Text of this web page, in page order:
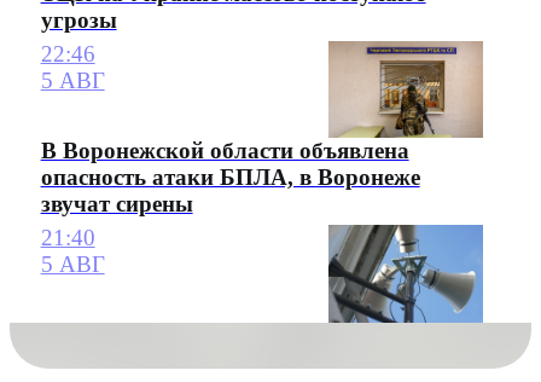
угрозы
22:46
5 АВГ
В Воронежской области объявлена
опасность атаки БПЛА, в Воронеже
звучат сирены
21:40
5 АВГ